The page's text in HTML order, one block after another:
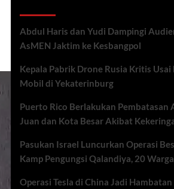
Abdul Haris dan Yudi Dampingi
AsMEN Jaktim ke Kesbangpol
Kepala Pabrik Drone Rusia Kritis Usai
Mobil di Yekaterinburg
Puerto Rico Berlakukan Pembatasan
Juan dan Kota Besar Akibat
Pasukan Israel Luncurkan Operasi
Kamp Pengungsi Qalandiya, 20
Operasi Tesla di China Jadi